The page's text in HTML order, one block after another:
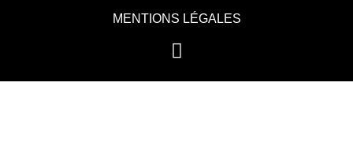
MENTIONS LÉGALES